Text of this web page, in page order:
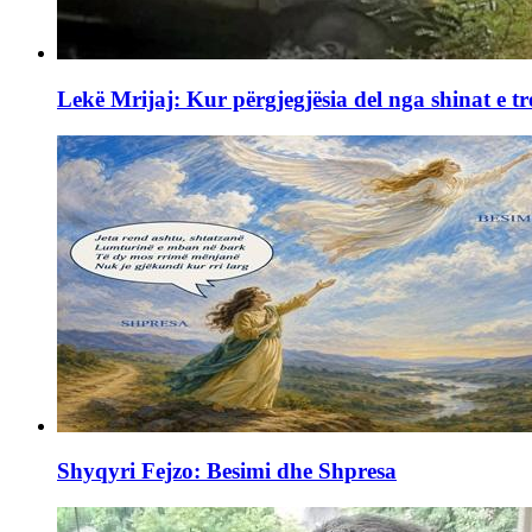
Lekë Mrijaj: Kur përgjegjësia del nga shinat e
Shyqyri Fejzo: Besimi dhe Shpresa